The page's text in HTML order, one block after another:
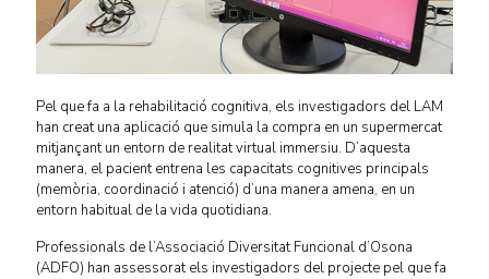
Pel que fa a la rehabilitació cognitiva, els investigadors del LAM
han creat una aplicació que simula la compra en un supermercat
mitjançant un entorn de realitat virtual immersiu. D’aquesta
manera, el pacient entrena les capacitats cognitives principals
(memòria, coordinació i atenció) d’una manera amena, en un
entorn habitual de la vida quotidiana.
Professionals de l’Associació Diversitat Funcional d’Osona
(ADFO) han assessorat els investigadors del projecte pel que fa